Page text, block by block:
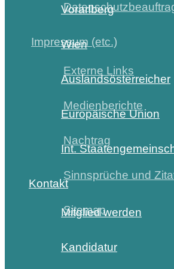
Impressum (etc.)
Externe Links
Medienberichte
Nachtrag
Sinnsprüche und
Sitemap
Vorarlberg
Wien
Auslandsösterreicher
Europäische Union
Int.
Kontakt
Mitglied werden
Kandidatur